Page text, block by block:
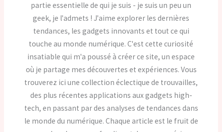
partie essentielle de qui je suis - je suis un peu un
geek, je l'admets ! J'aime explorer les dernières
tendances, les gadgets innovants et tout ce qui
touche au monde numérique. C'est cette curiosité
insatiable qui m'a poussé à créer ce site, un espace
où je partage mes découvertes et expériences. Vous
trouverez ici une collection éclectique de trouvailles,
des plus récentes applications aux gadgets high-
tech, en passant par des analyses de tendances dans
le monde du numérique. Chaque article est le fruit de